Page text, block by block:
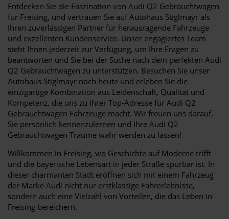
Entdecken Sie die Faszination von Audi Q2 Gebrauchtwagen
für Freising, und vertrauen Sie auf Autohaus Stiglmayr als
Ihren zuverlässigen Partner für herausragende Fahrzeuge
und exzellenten Kundenservice. Unser engagiertes Team
steht Ihnen jederzeit zur Verfügung, um Ihre Fragen zu
beantworten und Sie bei der Suche nach dem perfekten Audi
Q2 Gebrauchtwagen zu unterstützen. Besuchen Sie unser
Autohaus Stiglmayr noch heute und erleben Sie die
einzigartige Kombination aus Leidenschaft, Qualität und
Kompetenz, die uns zu Ihrer Top-Adresse für Audi Q2
Gebrauchtwagen Fahrzeuge macht. Wir freuen uns darauf,
Sie persönlich kennenzulernen und Ihre Audi Q2
Gebrauchtwagen Träume wahr werden zu lassen!
Willkommen in Freising, wo Geschichte auf Moderne trifft
und die bayerische Lebensart in jeder Straße spürbar ist. In
dieser charmanten Stadt eröffnen sich mit einem Fahrzeug
der Marke Audi nicht nur erstklassige Fahrerlebnisse,
sondern auch eine Vielzahl von Vorteilen, die das Leben in
Freising bereichern.